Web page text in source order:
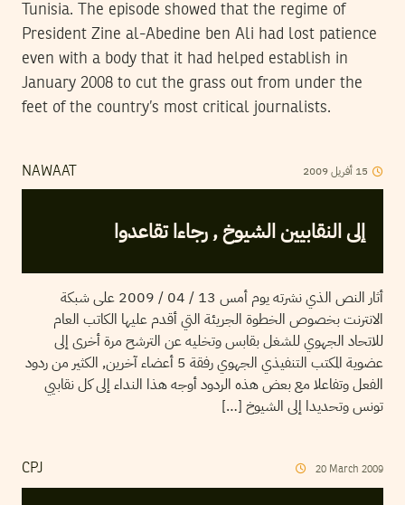
Tunisia. The episode showed that the regime of
President Zine al-Abedine ben Ali had lost patience
even with a body that it had helped establish in
January 2008 to cut the grass out from under the
feet of the country’s most critical journalists.
NAWAAT 15 أفريل2009
إلى النقابيين الشيوخ , رجاءا تقاعدوا
أثار النص الذي نشرته يوم أمس 13 / 04 / 2009 على شبكة
الانترنت بخصوص الخطوة الجريئة التي أقدم عليها الكاتب العام
للاتحاد الجهوي للشغل بقابس وتخليه عن الترشح مرة أخرى إلى
عضوية المكتب التنفيذي الجهوي رفقة 5 أعضاء آخرين, الكثير من ردود
الفعل وتفاعلا مع بعض هذه الردود أوجه هذا النداء إلى كل نقابيي
تونس وتحديدا إلى الشيوخ […]
CPJ 20 March 2009